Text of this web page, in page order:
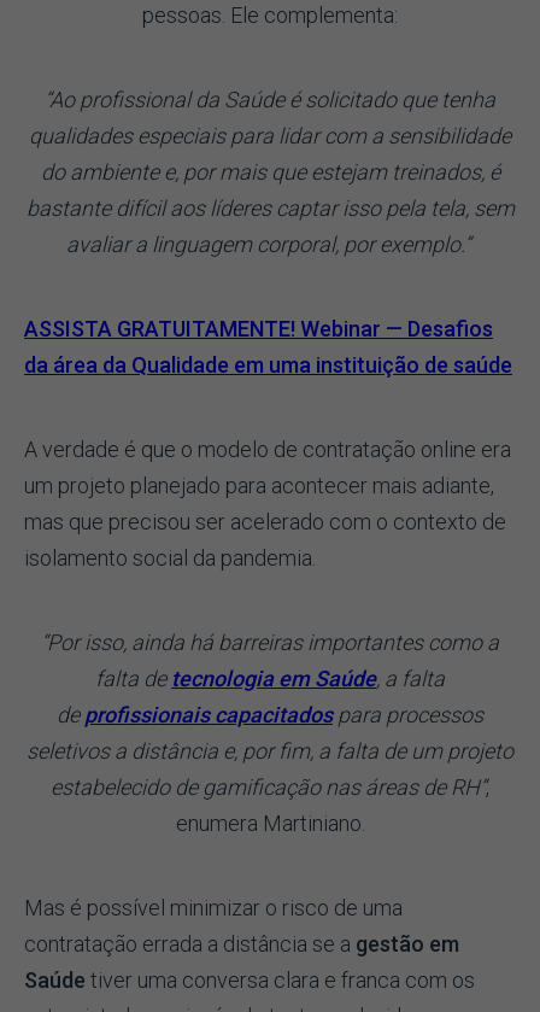
pessoas. Ele complementa:
“Ao profissional da Saúde é solicitado que tenha
qualidades especiais para lidar com a sensibilidade
do ambiente e, por mais que estejam treinados, é
bastante difícil aos líderes captar isso pela tela, sem
avaliar a linguagem corporal, por exemplo.”
ASSISTA GRATUITAMENTE! Webinar — Desafios
da área da Qualidade em uma instituição de saúde
A verdade é que o modelo de contratação online era
um projeto planejado para acontecer mais adiante,
mas que precisou ser acelerado com o contexto de
isolamento social da pandemia.
“Por isso, ainda há barreiras importantes como a
falta de tecnologia em Saúde, a falta
deprofissionais capacitadospara processos
seletivos a distância e, por fim, a falta de um projeto
estabelecido de gamificação nas áreas de RH”,
enumera Martiniano.
Mas é possível minimizar o risco de uma
contratação errada a distância se a gestão em
Saúde tiver uma conversa clara e franca com os